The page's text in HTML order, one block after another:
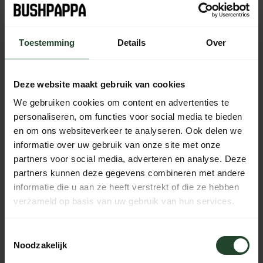
Toestemming Details Over
Deze website maakt gebruik van cookies
We gebruiken cookies om content en advertenties te
personaliseren, om functies voor social media te bieden
en om ons websiteverkeer te analyseren. Ook delen we
informatie over uw gebruik van onze site met onze
partners voor social media, adverteren en analyse. Deze
partners kunnen deze gegevens combineren met andere
informatie die u aan ze heeft verstrekt of die ze hebben
verzameld op basis van uw gebruik van hun services.
Noodzakelijk
Silva Ranger S – Mirror
46,97
In stock
Silva Ranger Global –
49,95